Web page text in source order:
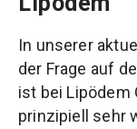
In unserer
der Frage auf
ist bei Lipödem
prinzipiell sehr